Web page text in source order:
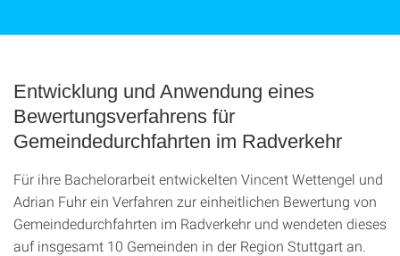
Entwicklung und Anwendung eines
Bewertungsverfahrens für
Gemeindedurchfahrten im Radverkehr
Für ihre Bachelorarbeit entwickelten Vincent Wettengel und
Adrian Fuhr ein Verfahren zur einheitlichen Bewertung von
Gemeindedurchfahrten im Radverkehr und wendeten dieses
auf insgesamt 10 Gemeinden in der Region Stuttgart an.